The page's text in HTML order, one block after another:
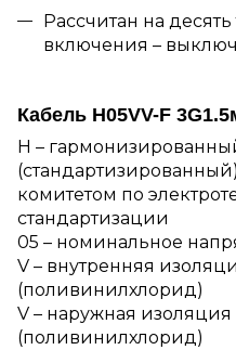
Рассчитан на
включения –
Кабель H05VV-F
H –
комитетом по
стандартизации
05 – номинальное
V – внутренняя
(поливинилхлорид)
V – наружная
(поливинилхлорид)